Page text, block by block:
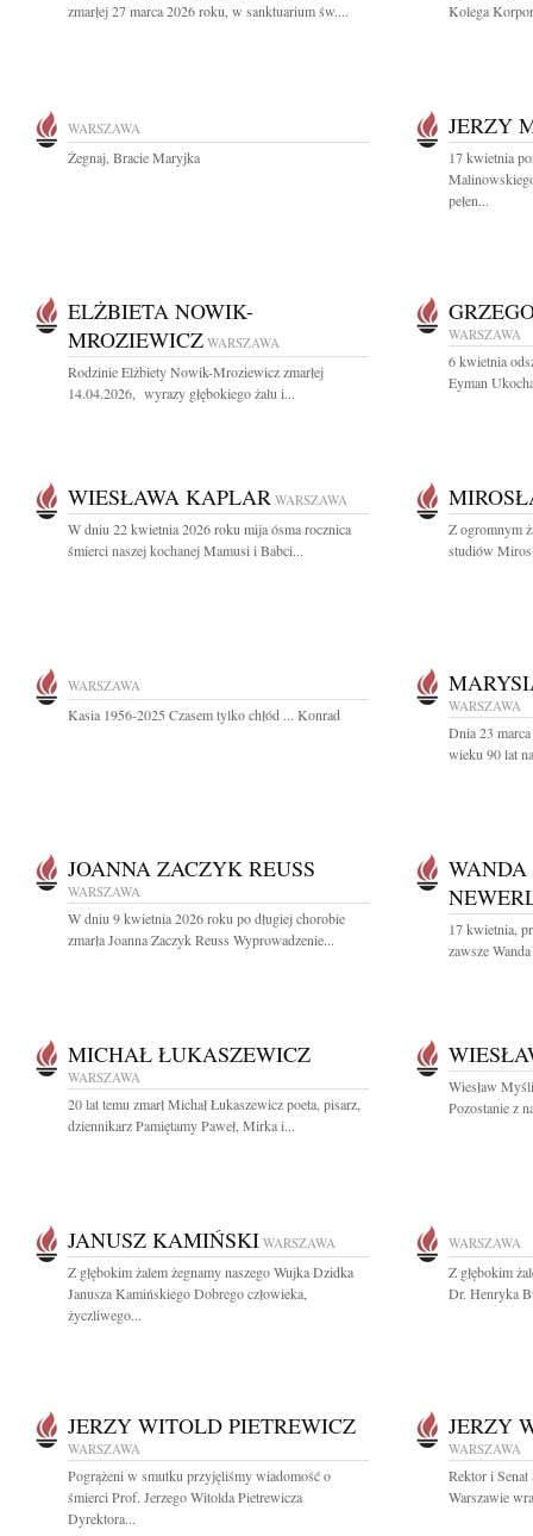
zmarłej 27 marca 2026 roku, w sanktuarium św....
Kolega
WARSZAWA
Żegnaj, Bracie Maryjka
JERZY
17 kwietnia
pełen...
ELŻBIETA NOWIK-
MROZIEWICZ WARSZAWA
Rodzinie Elżbiety Nowik-Mroziewicz zmarłej
14.04.2026, wyrazy głębokiego żalu i...
WARSZAWA
6 kwietnia
Eyman
WIESŁAWA KAPLAR WARSZAWA
W dniu 22 kwietnia 2026 roku mija ósma rocznica
śmierci naszej kochanej Mamusi i Babci...
Z ogromnym
studiów
WARSZAWA
Kasia 1956-2025 Czasem tylko chłód ... Konrad WARSZAWA
Dnia 23
wieku 90 lat
JOANNA ZACZYK REUSS
WARSZAWA
W dniu 9 kwietnia 2026 roku po długiej chorobie
zmarła Joanna Zaczyk Reuss Wyprowadzenie...
17 kwietnia,
zawsze
MICHAŁ ŁUKASZEWICZ
WARSZAWA
20 lat temu zmarł Michał Łukaszewicz poeta, pisarz,
dziennikarz Pamiętamy Paweł, Mirka i...
Wiesław
Pozostanie z
JANUSZ KAMIŃSKI WARSZAWA
Z głębokim żalem żegnamy naszego Wujka Dzidka
Janusza Kamińskiego Dobrego człowieka,
życzliwego...
WARSZAWA
Z głębokim
Dr. Henryka
JERZY WITOLD PIETREWICZ
WARSZAWA
Pogrążeni w smutku przyjęliśmy wiadomość o
śmierci Prof. Jerzego Witolda Pietrewicza
Dyrektora...
JERZY
WARSZAWA
Rektor i
Warszawie